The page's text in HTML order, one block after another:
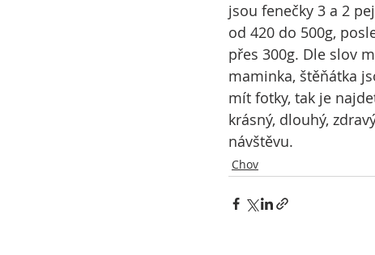
jsou fenečky 3 a 2
od 420 do 500g,
přes 300g. Dle slov
maminka, štěňátka
mít fotky, tak je
krásný, dlouhý,
návštěvu.
Chov